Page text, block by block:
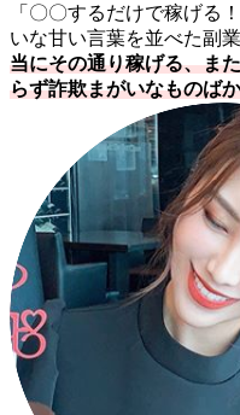
「〇〇するだけで稼げる
いな甘い言葉を並べた副
当にその通り稼げる、ま
らず詐欺まがいなものば